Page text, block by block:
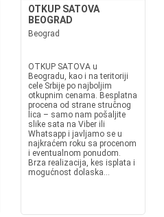
OTKUP SATOVA
BEOGRAD
Beograd
OTKUP SATOVA u
Beogradu, kao i na teritoriji
cele Srbije po najboljim
otkupnim cenama. Besplatna
procena od strane stručnog
lica – samo nam pošaljite
slike sata na Viber ili
Whatsapp i javljamo se u
najkraćem roku sa procenom
i eventualnom ponudom.
Brza realizacija, kes isplata i
mogućnost dolaska...